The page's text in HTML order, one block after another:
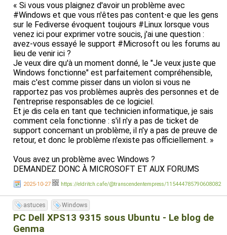
« Si vous vous plaignez d'avoir un problème avec
#Windows et que vous n'êtes pas content⋅e que les gens
sur le Fediverse évoquent toujours #Linux lorsque vous
venez ici pour exprimer votre soucis, j'ai une question :
avez-vous essayé le support #Microsoft ou les forums au
lieu de venir ici ?
Je veux dire qu'à un moment donné, le "Je veux juste que
Windows fonctionne" est parfaitement compréhensible,
mais c'est comme pisser dans un violon si vous ne
rapportez pas vos problèmes auprès des personnes et de
l'entreprise responsables de ce logiciel.
Et je dis cela en tant que technicien informatique, je sais
comment cela fonctionne : s'il n'y a pas de ticket de
support concernant un problème, il n'y a pas de preuve de
retour, et donc le problème n'existe pas officiellement. »
Vous avez un problème avec Windows ?
DEMANDEZ DONC À MICROSOFT ET AUX FORUMS
MICROSOFT !
2025-10-27 https://eldritch.cafe/@transcendentempress/115444785790608082
astuces Windows
PC Dell XPS13 9315 sous Ubuntu - Le blog de
Genma